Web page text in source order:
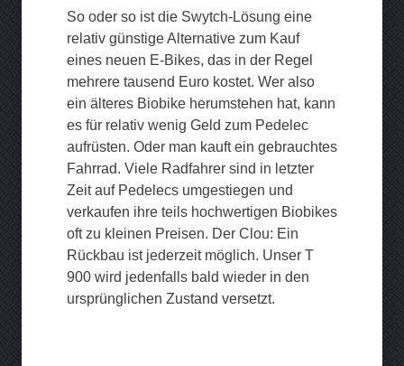
So oder so ist die Swytch-Lösung eine
relativ günstige Alternative zum Kauf
eines neuen E-Bikes, das in der Regel
mehrere tausend Euro kostet. Wer also
ein älteres Biobike herumstehen hat, kann
es für relativ wenig Geld zum Pedelec
aufrüsten. Oder man kauft ein gebrauchtes
Fahrrad. Viele Radfahrer sind in letzter
Zeit auf Pedelecs umgestiegen und
verkaufen ihre teils hochwertigen Biobikes
oft zu kleinen Preisen. Der Clou: Ein
Rückbau ist jederzeit möglich. Unser T
900 wird jedenfalls bald wieder in den
ursprünglichen Zustand versetzt.